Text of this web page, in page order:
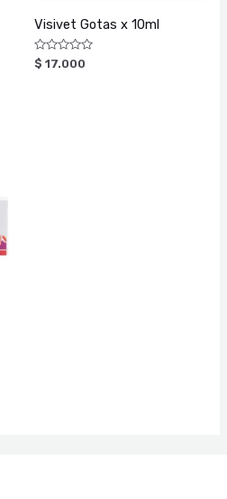
Visivet Gotas x 10ml
Valorado
con
$ 17.000